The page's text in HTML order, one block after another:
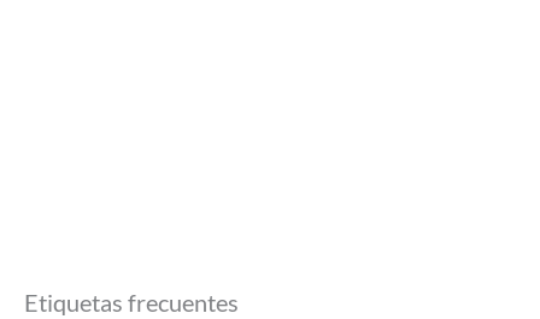
Etiquetas frecuentes